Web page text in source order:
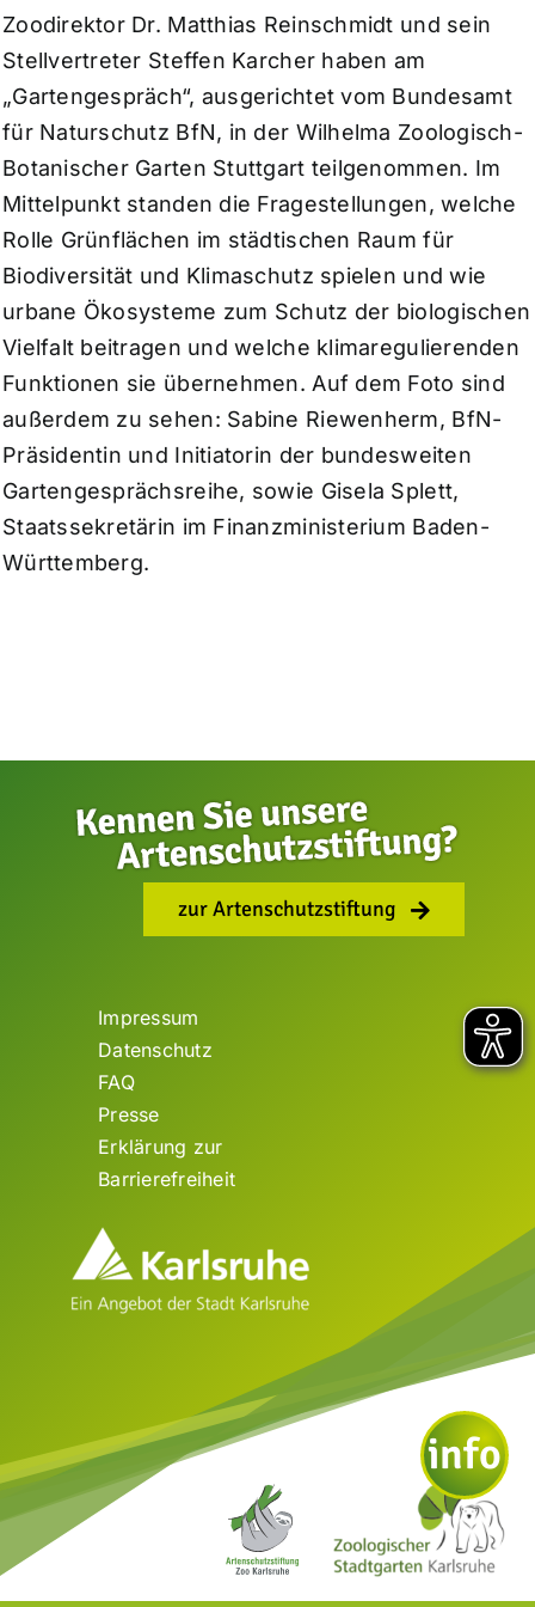
Zoodirektor Dr. Matthias Reinschmidt und sein
Stellvertreter Steffen Karcher haben am
„Gartengespräch“, ausgerichtet vom Bundesamt
für Naturschutz BfN, in der Wilhelma Zoologisch-
Botanischer Garten Stuttgart teilgenommen. Im
Mittelpunkt standen die Fragestellungen, welche
Rolle Grünflächen im städtischen Raum für
Biodiversität und Klimaschutz spielen und wie
urbane Ökosysteme zum Schutz der biologischen
Vielfalt beitragen und welche klimaregulierenden
Funktionen sie übernehmen. Auf dem Foto sind
außerdem zu sehen: Sabine Riewenherm, BfN-
Präsidentin und Initiatorin der bundesweiten
Gartengesprächsreihe, sowie Gisela Splett,
Staatssekretärin im Finanzministerium Baden-
Württemberg.
zur Artenschutzstiftung
Impressum
Datenschutz
FAQ
Presse
Erklärung zur
Barrierefreiheit
info